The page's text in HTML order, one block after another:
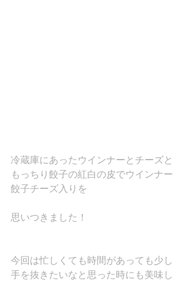
冷蔵庫にあったウインナーとチーズと
もっちり餃子の紅白の皮でウインナー
餃子チーズ入りを
思いつきました！
今回は忙しくても時間があっても少し
手を抜きたいなと思った時にも美味し